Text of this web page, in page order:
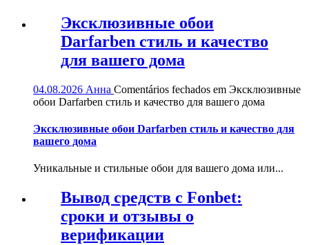
Эксклюзивные обои
Darfarben стиль и качество
для вашего дома
04.08.2026 Анна Comentários fechados em Эксклюзивные
обои Darfarben стиль и качество для вашего дома
Эксклюзивные обои Darfarben стиль и качество для
вашего дома
Уникальные и стильные обои для вашего дома или...
Вывод средств с Fonbet:
сроки и отзывы о
верификации